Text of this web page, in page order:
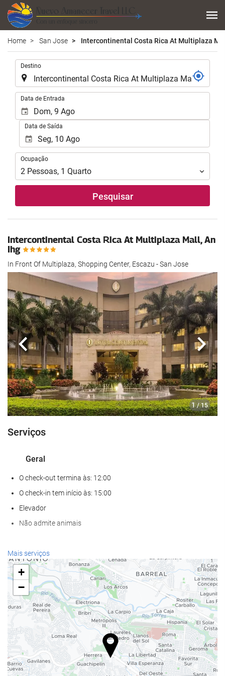
Home San Jose Intercontinental Costa Rica At Multiplaza
Destino
Data de Entrada
Data de Saída
Ocupação
Ocupação
2 Pessoas, 1 Quarto
Pesquisar
Intercontinental Costa Rica At Multiplaza Mall, An
Ihg
In Front Of Multiplaza, Shopping Center, Escazu - San Jose
1 / 15
Anterior
Serviços
Geral
O check-out termina às: 12:00
O check-in tem início às: 15:00
Elevador
Não admite animais
Bem-estar
Spa
Banho turco / Sauna a vapor
Sauna
Academia
Piscina
Piscina
Piscina infantil
Mais serviços
+
−